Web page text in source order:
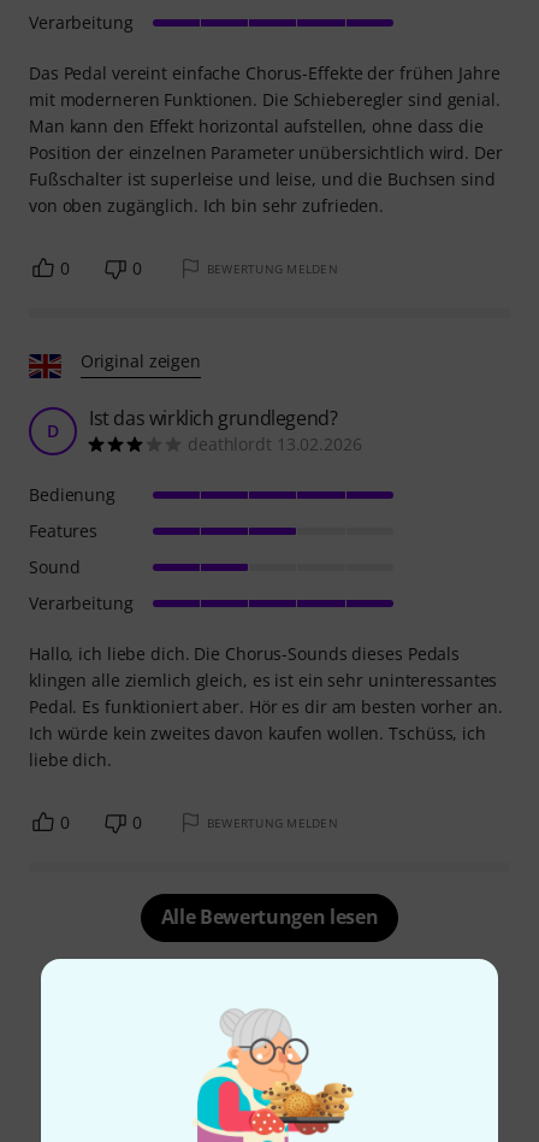
Das Pedal vereint einfache Chorus-Effekte der frühen Jahre
mit moderneren Funktionen. Die Schieberegler sind genial.
Man kann den Effekt horizontal aufstellen, ohne dass die
Position der einzelnen Parameter unübersichtlich wird. Der
Fußschalter ist superleise und leise, und die Buchsen sind
von oben zugänglich. Ich bin sehr zufrieden.
Verarbeitung
0 0 BEWERTUNG MELDEN
Original zeigen
D Ist das wirklich grundlegend?
deathlordt 13.02.2026
Hallo, ich liebe dich. Die Chorus-Sounds dieses Pedals
klingen alle ziemlich gleich, es ist ein sehr uninteressantes
Pedal. Es funktioniert aber. Hör es dir am besten vorher an.
Ich würde kein zweites davon kaufen wollen. Tschüss, ich
liebe dich.
Bedienung
Features
Sound
Verarbeitung
0 0 BEWERTUNG MELDEN
Alle Bewertungen lesen
Schon gewusst?
Ratgeber Testberichte